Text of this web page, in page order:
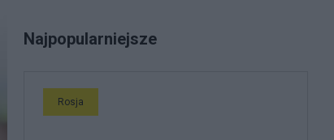
Najpopularniejsze
Rosja